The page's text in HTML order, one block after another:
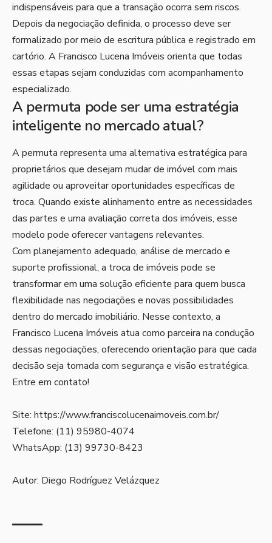
indispensáveis para que a transação ocorra sem riscos.
Depois da negociação definida, o processo deve ser
formalizado por meio de escritura pública e registrado em
cartório. A Francisco Lucena Imóveis orienta que todas
essas etapas sejam conduzidas com acompanhamento
especializado.
A permuta pode ser uma estratégia
inteligente no mercado atual?
A permuta representa uma alternativa estratégica para
proprietários que desejam mudar de imóvel com mais
agilidade ou aproveitar oportunidades específicas de
troca. Quando existe alinhamento entre as necessidades
das partes e uma avaliação correta dos imóveis, esse
modelo pode oferecer vantagens relevantes.
Com planejamento adequado, análise de mercado e
suporte profissional, a troca de imóveis pode se
transformar em uma solução eficiente para quem busca
flexibilidade nas negociações e novas possibilidades
dentro do mercado imobiliário. Nesse contexto, a
Francisco Lucena Imóveis atua como parceira na condução
dessas negociações, oferecendo orientação para que cada
decisão seja tomada com segurança e visão estratégica.
Entre em contato!
Site: https://www.franciscolucenaimoveis.com.br/
Telefone: (11) 95980-4074
WhatsApp: (13) 99730-8423
Autor: Diego Rodríguez Velázquez